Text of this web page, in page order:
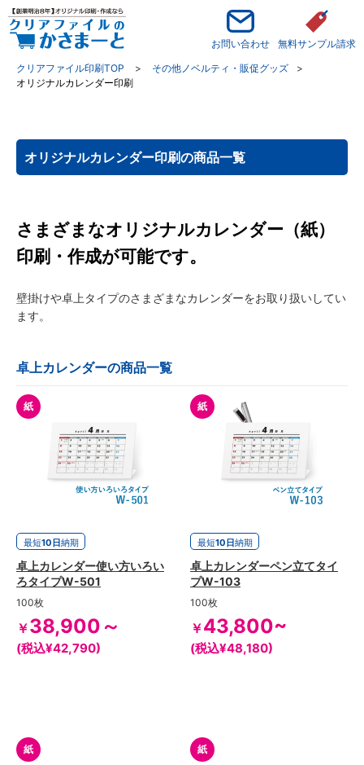
お問い合わせ
無料サンプル請求
クリアファイル印刷TOP
その他ノベルティ・販促グッズ
オリジナルカレンダー印刷
オリジナルカレンダー印刷の商品一覧
さまざまなオリジナルカレンダー（紙）
印刷・作成が可能です。
壁掛けや卓上タイプのさまざまなカレンダーをお取り扱いしてい
ます。
卓上カレンダーの商品一覧
紙
最短10日納期
卓上カレンダー使い方いろい
ろタイプW-501
100枚
￥38,900～
(税込¥42,790)
紙
最短10日納期
卓上カレンダーペン立てタイ
プW-103
100枚
￥43,800~
(税込¥48,180)
紙 紙